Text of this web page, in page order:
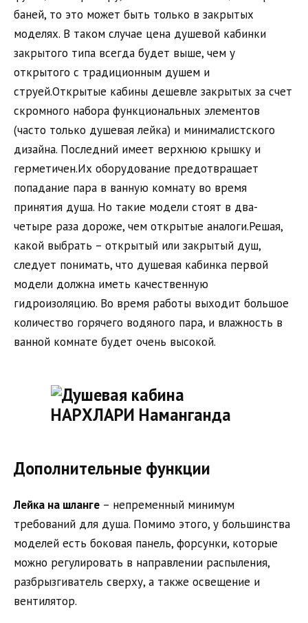
баней, то это может быть только в закрытых
моделях. В таком случае цена душевой кабинки
закрытого типа всегда будет выше, чем у
открытого с традиционным душем и
струей.Открытые кабины дешевле закрытых за счет
скромного набора функциональных элементов
(часто только душевая лейка) и минималистского
дизайна. Последний имеет верхнюю крышку и
герметичен.Их оборудование предотвращает
попадание пара в ванную комнату во время
принятия душа. Но такие модели стоят в два-
четыре раза дороже, чем открытые аналоги.Решая,
какой выбрать – открытый или закрытый душ,
следует понимать, что душевая кабинка первой
модели должна иметь качественную
гидроизоляцию. Во время работы выходит большое
количество горячего водяного пара, и влажность в
ванной комнате будет очень высокой.
Дополнительные функции
Лейка на шланге – непременный минимум
требований для душа. Помимо этого, у большинства
моделей есть боковая панель, форсунки, которые
можно регулировать в направлении распыления,
разбрызгиватель сверху, а также освещение и
вентилятор.